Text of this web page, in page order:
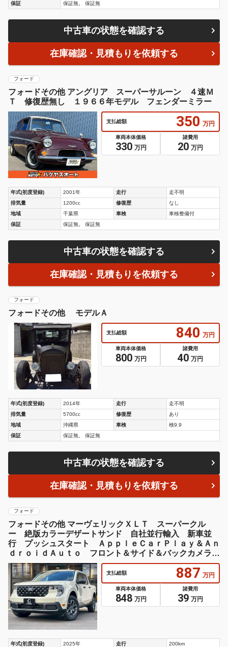
保証 保証無。 保証無
中古車の状態を確認する
在庫確認・見積もりを依頼する
フォード
フォードその他 アングリア スーパーサルーン ４速Ｍ
Ｔ 修復歴無し １９６６年モデル フェンダーミラー
支払総額 350 万円
車両本体価格
330 万円
諸費用
20 万円
年式(初度登録) 2001年 走行
走不明
排気量
1200cc 修復歴
なし
地域
千葉県 車検
車検整備付
保証
保証無。 保証無
中古車の状態を確認する
在庫確認・見積もりを依頼する
フォード
フォードその他 モデルＡ
支払総額 840 万円
車両本体価格
800 万円
諸費用
40 万円
年式(初度登録) 2014年 走行
走不明
排気量
5700cc 修復歴
あり
地域
沖縄県 車検
検9.9
保証
保証無。 保証無
中古車の状態を確認する
在庫確認・見積もりを依頼する
フォード
フォードその他 マーヴェリックＸＬＴ スーパークル
ー 絶版カラーデザートサンド 自社並行輸入 新車並
行 プッシュスタート ＡｐｐｌｅＣａｒＰｌａｙ＆Ａｎ
ｄｒｏｉｄＡｕｔｏ フロント＆サイド＆バックカメラ
ブラインドスポットモニター ＬＥＤヘッドライト
支払総額 887 万円
車両本体価格
848 万円
諸費用
39 万円
年式(初度登録) 2025年 走行
200km